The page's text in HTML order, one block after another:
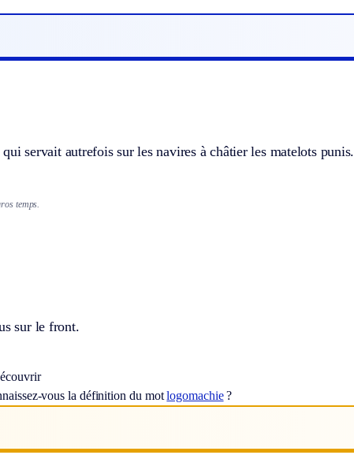
servait autrefois sur les navires à châtier les matelots punis.
temps.
sur le front.
vous la définition du motlogomachie?